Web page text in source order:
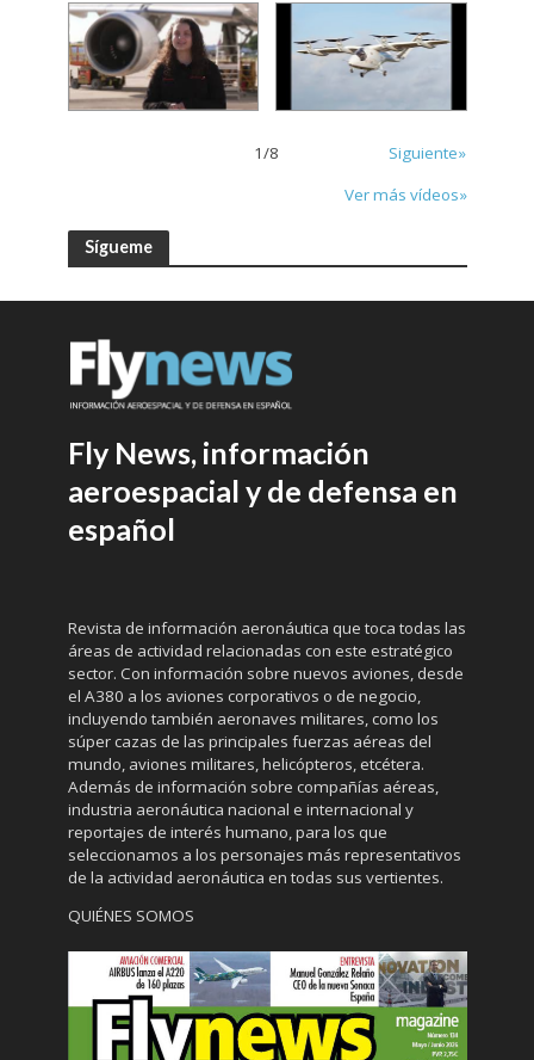
1/8
Siguiente»
Ver más vídeos»
Sígueme
Fly News, información
aeroespacial y de defensa en
español
Revista de información aeronáutica que toca todas las
áreas de actividad relacionadas con este estratégico
sector. Con información sobre nuevos aviones, desde
el A380 a los aviones corporativos o de negocio,
incluyendo también aeronaves militares, como los
súper cazas de las principales fuerzas aéreas del
mundo, aviones militares, helicópteros, etcétera.
Además de información sobre compañías aéreas,
industria aeronáutica nacional e internacional y
reportajes de interés humano, para los que
seleccionamos a los personajes más representativos
de la actividad aeronáutica en todas sus vertientes.
QUIÉNES SOMOS